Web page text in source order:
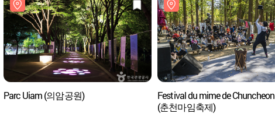
Parc Uiam (의암공원)
Festival du mime de Chuncheon
(춘천마임축제)